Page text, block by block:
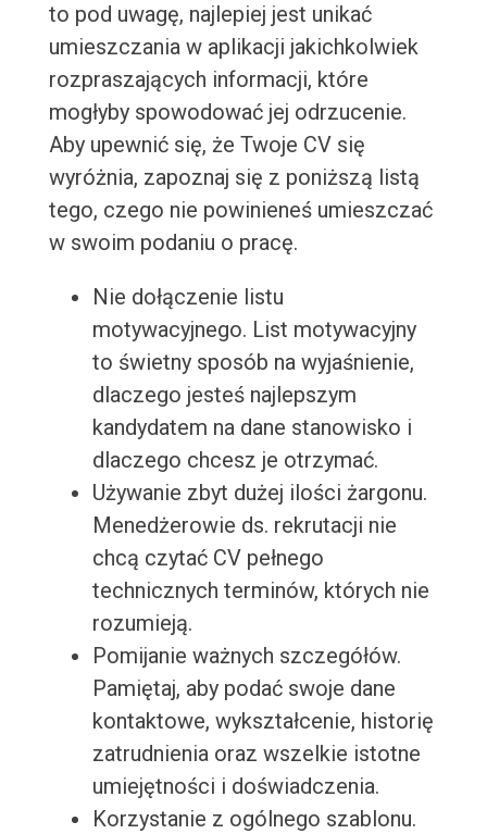
to pod uwagę, najlepiej jest unikać
umieszczania w aplikacji jakichkolwiek
rozpraszających informacji, które
mogłyby spowodować jej odrzucenie.
Aby upewnić się, że Twoje CV się
wyróżnia, zapoznaj się z poniższą listą
tego, czego nie powinieneś umieszczać
w swoim podaniu o pracę.
Nie dołączenie listu
motywacyjnego. List motywacyjny
to świetny sposób na wyjaśnienie,
dlaczego jesteś najlepszym
kandydatem na dane stanowisko i
dlaczego chcesz je otrzymać.
Używanie zbyt dużej ilości żargonu.
Menedżerowie ds. rekrutacji nie
chcą czytać CV pełnego
technicznych terminów, których nie
rozumieją.
Pomijanie ważnych szczegółów.
Pamiętaj, aby podać swoje dane
kontaktowe, wykształcenie, historię
zatrudnienia oraz wszelkie istotne
umiejętności i doświadczenia.
Korzystanie z ogólnego szablonu.